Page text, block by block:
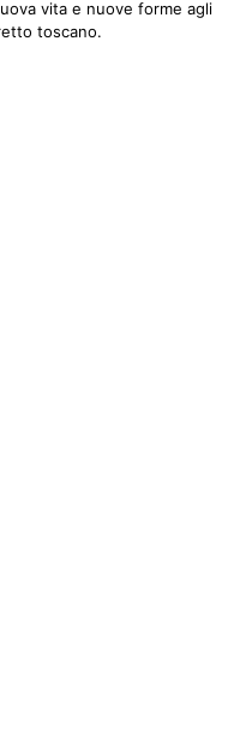
vita e nuove forme agli
toscano.